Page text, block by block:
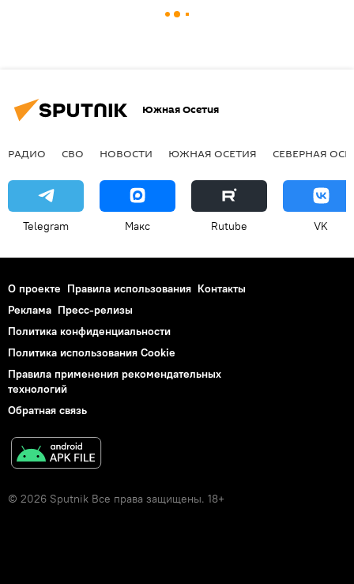
Южная Осетия
РАДИО СВО НОВОСТИ ЮЖНАЯ ОСЕТИЯ СЕВЕРНАЯ
Telegram Макс Rutube VK
О проекте Правила использования Контакты
Реклама Пресс-релизы
Политика конфиденциальности
Политика использования Cookie
Правила применения рекомендательных
технологий
Обратная связь
© 2026 Sputnik Все права защищены. 18+